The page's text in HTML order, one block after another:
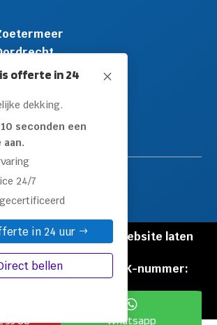
M
offerte in 24
dekking.
seconden een
24/7
in 24 uur
bellen
Kwartier |
Website laten
door Flexamedia
|Disclaimer
KVK-nummer:
55 88

Whatsapp